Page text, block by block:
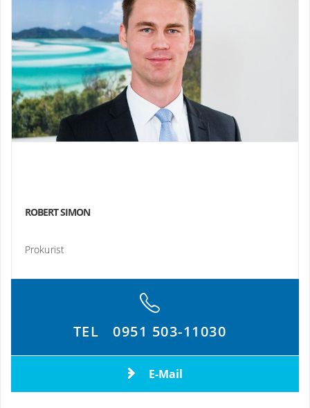
ROBERT SIMON
Prokurist
TEL 0951 503-11030
E-Mail